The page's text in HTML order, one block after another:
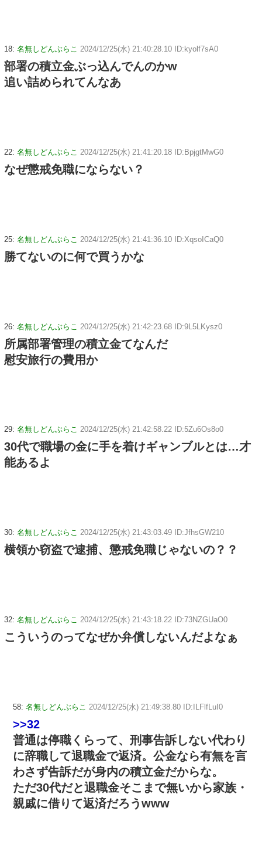
18: 名無しどんぶらこ 2024/12/25(水) 21:40:28.10 ID:kyolf7sA0
部署の積立金ぶっ込んでんのかw
追い詰められてんなあ
22: 名無しどんぶらこ 2024/12/25(水) 21:41:20.18 ID:BpjgtMwG0
なぜ懲戒免職にならない？
25: 名無しどんぶらこ 2024/12/25(水) 21:41:36.10 ID:XqsoICaQ0
勝てないのに何で買うかな
26: 名無しどんぶらこ 2024/12/25(水) 21:42:23.68 ID:9L5LKysz0
所属部署管理の積立金てなんだ
慰安旅行の費用か
29: 名無しどんぶらこ 2024/12/25(水) 21:42:58.22 ID:5Zu6Os8o0
30代で職場の金に手を着けギャンブルとは…才
能あるよ
30: 名無しどんぶらこ 2024/12/25(水) 21:43:03.49 ID:JfhsGW210
横領か窃盗で逮捕、懲戒免職じゃないの？？
32: 名無しどんぶらこ 2024/12/25(水) 21:43:18.22 ID:73NZGUaO0
こういうのってなぜか弁償しないんだよなぁ
58: 名無しどんぶらこ 2024/12/25(水) 21:49:38.80 ID:ILFlfLuI0
>>32
普通は停職くらって、刑事告訴しない代わり
に辞職して退職金で返済。公金なら有無を言
わさず告訴だが身内の積立金だからな。
ただ30代だと退職金そこまで無いから家族・
親戚に借りて返済だろうwww